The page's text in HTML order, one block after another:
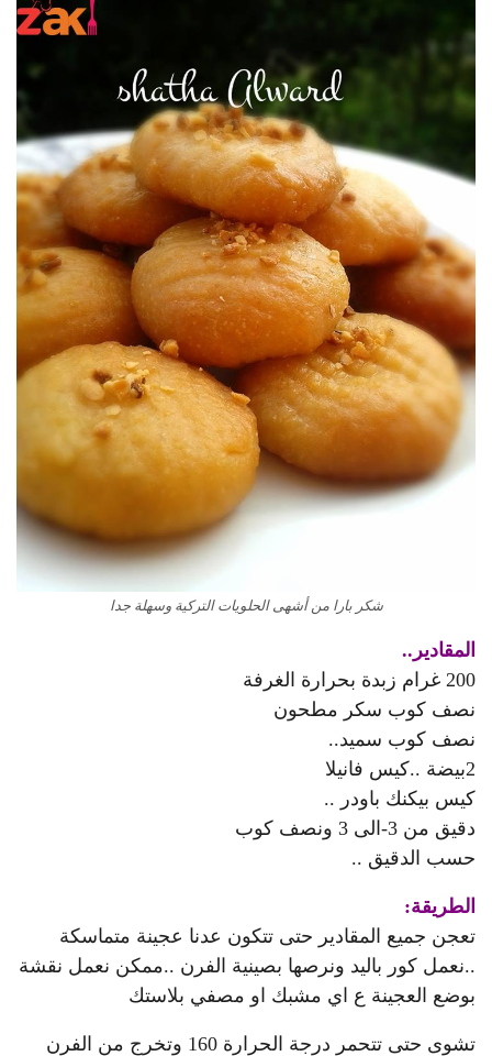
شكر بارا من أشهى الحلويات التركية وسهلة جدا
المقادير..
200 غرام زبدة بحرارة الغرفة
نصف كوب سكر مطحون
نصف كوب سميد..
2بيضة ..كيس فانيلا
كيس بيكنك باودر ..
دقيق من 3-الى 3 ونصف كوب
حسب الدقيق ..
الطريقة:
تعجن جميع المقادير حتى تتكون عدنا عجينة متماسكة
..نعمل كور باليد ونرصها بصينية الفرن ..ممكن نعمل نقشة
بوضع العجينة ع اي مشبك او مصفي بلاستك
تشوى حتى تتحمر درجة الحرارة 160 وتخرج من الفرن